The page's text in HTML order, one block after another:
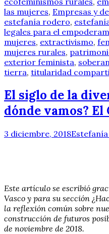
las mujeres, Empresas y
estefanía rodero,
legales para el
mujeres, extractivismo,
mujeres rurales,
exterior feminista,
tierra, titularidad
El siglo de la
dónde vamos? El
3 diciembre, 2018
Este artículo se escribió
Vasco y para su sección
la reflexión común sobre
construcción de futuros
de noviembre de 2018.